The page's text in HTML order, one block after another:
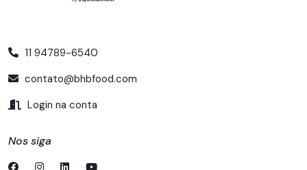
11 94789-6540
contato@bhbfood.com
Login na conta
Nos siga